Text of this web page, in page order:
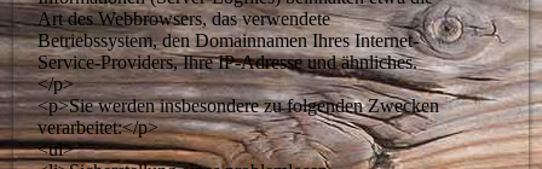
Art des Webbrowsers, das verwendete
Betriebssystem, den Domainnamen Ihres Internet-
Service-Providers, Ihre IP-Adresse und ähnliches.
</p>
<p>Sie werden insbesondere zu folgenden Zwecken
verarbeitet:</p>
<ul>